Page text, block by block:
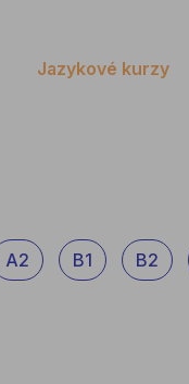
Jazykové kurzy
A2 B1 B2